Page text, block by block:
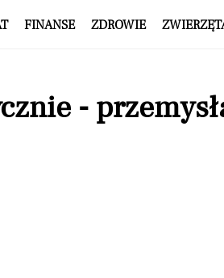
FINANSE ZDROWIE
-